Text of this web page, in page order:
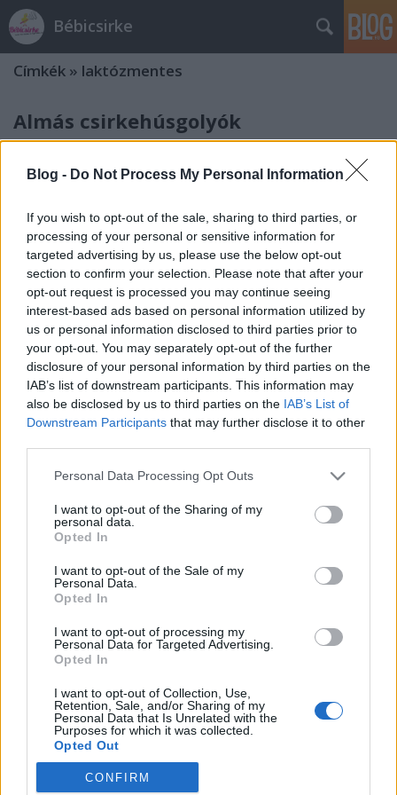
Blog - Do Not Process My Personal Information
If you wish to opt-out of the sale, sharing to third parties, or
processing of your personal or sensitive information for
targeted advertising by us, please use the below opt-out
section to confirm your selection. Please note that after your
opt-out request is processed you may continue seeing
interest-based ads based on personal information utilized by
us or personal information disclosed to third parties prior to
your opt-out. You may separately opt-out of the further
disclosure of your personal information by third parties on the
IAB’s list of downstream participants. This information may
also be disclosed by us to third parties on the IAB’s List of
Downstream Participants that may further disclose it to other
Please note that this website/app uses one or more Google
not limited to your visit or usage behaviour. You may click to
grant or deny consent to Google and its third-party tags to
use your data for below specified purposes in below Google
consent section.
Personal Data Processing Opt Outs
I want to opt-out of the Sharing of my
personal data.
Opted In
I want to opt-out of the Sale of my
Personal Data.
Opted In
I want to opt-out of processing my
Personal Data for Targeted Advertising.
Opted In
I want to opt-out of Collection, Use,
Retention, Sale, and/or Sharing of my
Personal Data that Is Unrelated with the
Purposes for which it was collected.
Opted Out
Google consents
CONFIRM
Bébicsirke
Címkék » laktózmentes
Almás csirkehúsgolyók
Felnőtteknek és babáknak
bebicsirke •2015. május 01.
Amikorra a kisfiam elérte a 6 hónapos kort, már
nagyon sok tervem volt, hogy milyen házi
finomságokat fogok neki készíteni, és láttam a lelki
szemeim előtt, hogy micsoda ínyenc lesz. Aztán
kiderült, hogy Milónak semmi sem ízlik, és
legfőképp utálja az almát és a répát, enni…
Lassan sült chilis sertéslapocka
bebicsirke• 2013. december 03.
mindig nyűglődött, ha nézni kellett, aztán szépen
azon kapom, hogy már nélkülem is TV Paprikát néz,
amikor meg együtt nézzük,…
Mandulatej
Anyukám kb. egy éve úgy döntött, hogy paleós lesz.
lettek volna, inkább azért, hogy megelőzze azokat, és
tudatosabban éljen. A paleózás szerinte nem diéta,
és nem is életmód, egyszerűen odafigyelés a
szervezetünkre, hogy azt…